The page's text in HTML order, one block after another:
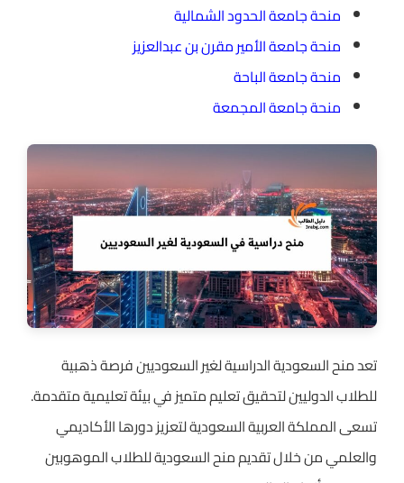
منحة جامعة الحدود الشمالية
منحة جامعة الأمير مقرن بن عبدالعزيز
منحة جامعة الباحة
منحة جامعة المجمعة
تعد منح السعودية الدراسية لغير السعوديين فرصة ذهبية
للطلاب الدوليين لتحقيق تعليم متميز في بيئة تعليمية متقدمة.
تسعى المملكة العربية السعودية لتعزيز دورها الأكاديمي
والعلمي من خلال تقديم منح السعودية للطلاب الموهوبين